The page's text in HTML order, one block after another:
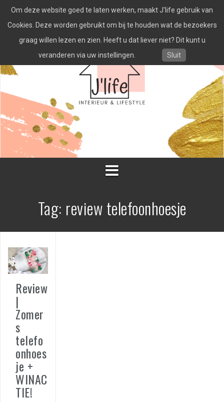
naar
inhoud
Tag: review telefoonhoesje
Review
|
Zomer
s
telefo
onhoes
je +
WINAC
TIE!
Om deze website goed te laten werken, maakt J'life gebruik van
Cookies. Deze worden gebruikt om bij te houden wat de bezoekers
graag willen lezen en zien. Heeft u dat liever niet? Dit kunt u
veranderen via uw instellingen.
Sluit